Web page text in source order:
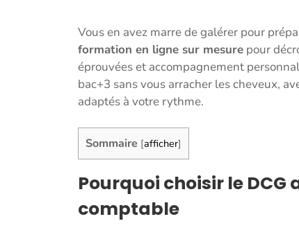
Vous en avez marre de galérer pour
formation en ligne sur mesure pour
éprouvées et accompagnement
bac+3 sans vous arracher les cheveux,
adaptés à votre rythme.
Sommaire [afficher]
Pourquoi choisir le
comptable